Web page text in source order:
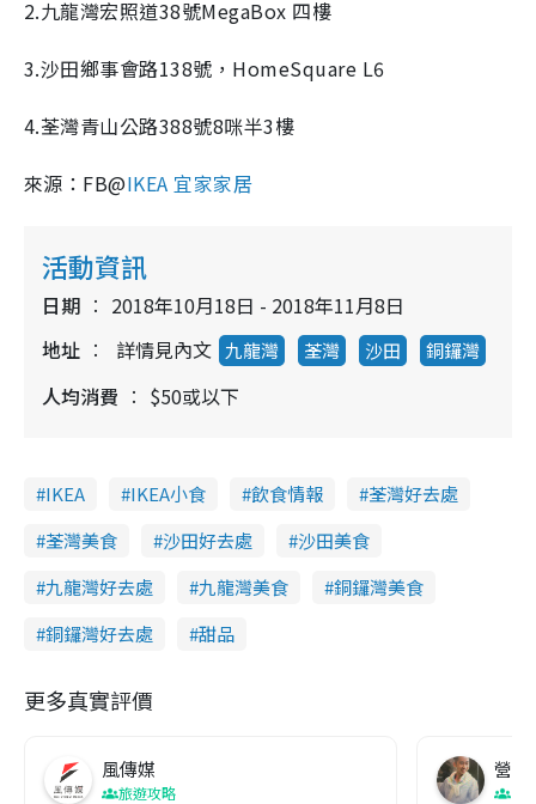
2.九龍灣宏照道38號MegaBox 四樓
3.沙田鄉事會路138號，HomeSquare L6
4.荃灣青山公路388號8咪半3樓
來源：FB@IKEA 宜家家居
活動資訊
日期
2018年10月18日 - 2018年11月8日
地址
詳情見內文 九龍灣 荃灣 沙田 銅鑼灣
人均消費 $50或以下
IKEA IKEA小食 飲食情報
荃灣好去處
荃灣美食
沙田好去處
沙田美食
九龍灣好去處
九龍灣美食
銅鑼灣美食
銅鑼灣好去處
甜品
更多真實評價
風傳媒
旅遊攻略
營養